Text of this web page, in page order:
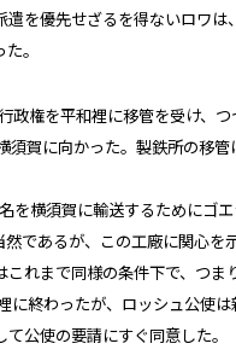
を優先せざるを得ないロワ
。
権を平和裡に移管を受け、
賀に向かった。製鉄所の移
横須賀に輸送するためにゴ
であるが、この工廠に関心を
れまで同様の条件下で、つま
終わったが、ロッシュ公使
公使の要請にすぐ同意した。